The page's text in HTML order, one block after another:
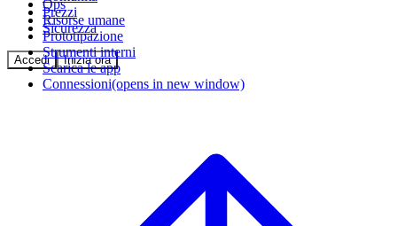
Prezzi
Sicurezza
Accedi Inizia ora
Ops
Risorse umane
Prototipazione
Strumenti interni
Scarica le app
Connessioni(opens in new window)